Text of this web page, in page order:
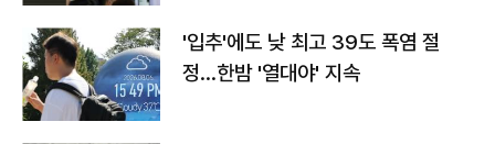
'입추'에도 낮 최고 39도 폭염 절
정…한밤 '열대야' 지속